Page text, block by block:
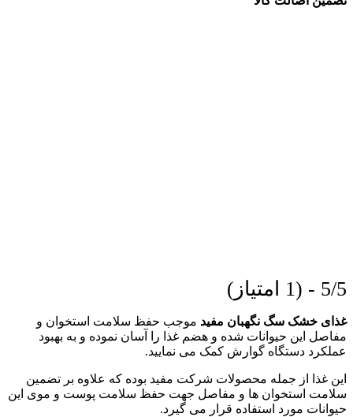
5/5 - (1 امتیاز)
غذای خشک سگ نگهبان مفید موجب حفظ سلامت استخوان و
مفاصل این حیوانات شده و هضم غذا را آسان نموده و به بهبود
عملکرد دستگاه گوارش کمک می نمایید.
این غذا از جمله محصولات شرکت مفید بوده که علاوه بر تضمین
سلامت استخوان ها و مفاصل جهت حفظ سلامت پوست و موی این
حیوانات مورد استفاده قرار می گیرد.